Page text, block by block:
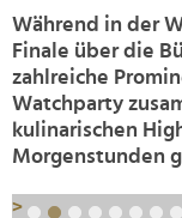
Während in der
Finale über die
zahlreiche
Watchparty
kulinarischen
Morgenstunden
>